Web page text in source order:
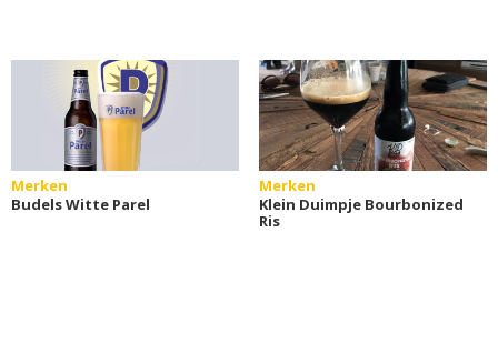
Merken
Budels Witte Parel
Merken
Klein Duimpje Bourbonized
Ris